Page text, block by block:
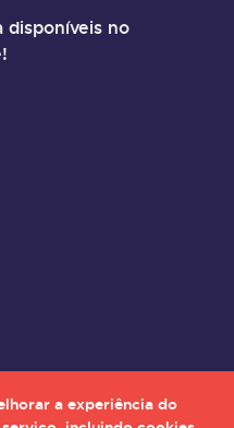
disponíveis no
a experiência do